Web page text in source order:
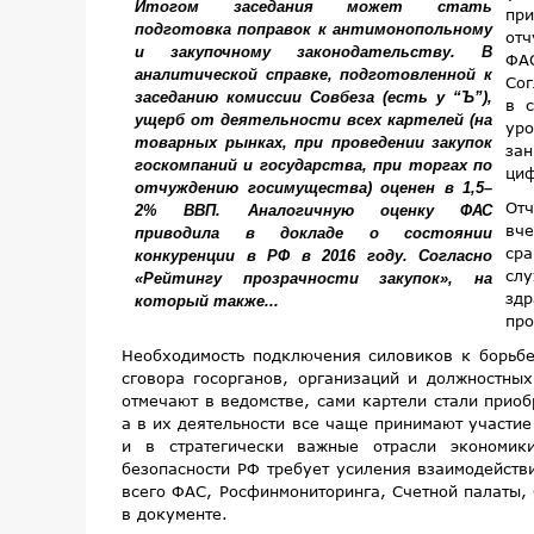
в
Необходимость подключения силовиков к
сговора госорганов, организаций и
отмечают в ведомстве, сами картели стали
а в их деятельности все чаще принимают
и в стратегически важные отрасли
безопасности РФ требует усиления
всего ФАС, Росфинмониторинга, Счетной
в документе.